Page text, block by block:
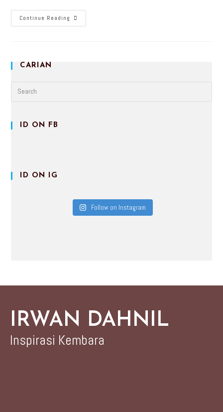
Continue Reading
CARIAN
ID ON FB
ID ON IG
Follow on Instagram
IRWAN DAHNIL
Inspirasi Kembara